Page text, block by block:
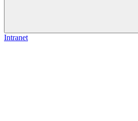
Buscar
Intranet